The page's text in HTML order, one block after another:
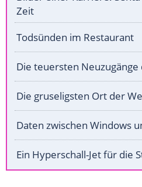
Zeit
Todsünden im Restaurant
Die teuersten Neuzugänge
Die gruseligsten Ort der
Daten zwischen Windows
Ein Hyperschall-Jet für die